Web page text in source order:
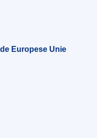
de Europese Unie
Europese Unie